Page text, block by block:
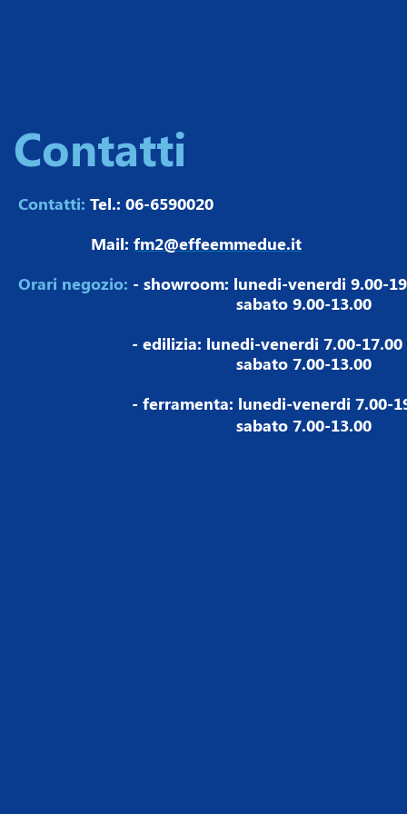
Contatti
Contatti: Tel.: 06-6590020
Mail: fm2@effeemmedue.it
Orari negozio: - showroom: lunedi-venerdi 9.00-
sabato 9.00-13.00
- edilizia: lunedi-venerdi 7.00-17.00
sabato 7.00-13.00
- ferramenta: lunedi-venerdi 7.00-
sabato 7.00-13.00